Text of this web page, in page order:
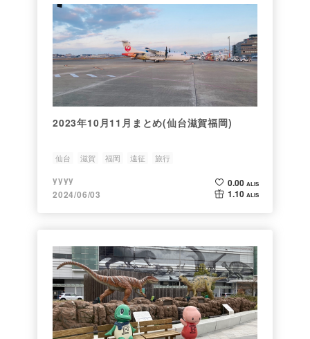
2023年10月11月まとめ(仙台滋賀福岡)
仙台 滋賀 福岡 遠征 旅行
yyyy
2024/06/03
0.00 ALIS
1.10 ALIS